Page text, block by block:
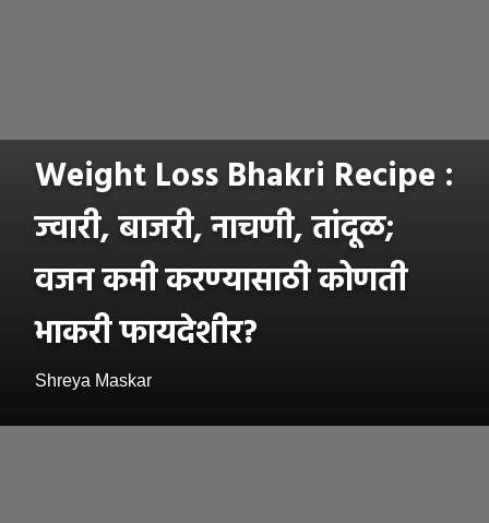
Weight Loss Bhakri Recipe :
ज्वारी, बाजरी, नाचणी, तांदूळ;
वजन कमी करण्यासाठी कोणती
भाकरी फायदेशीर?
Shreya Maskar